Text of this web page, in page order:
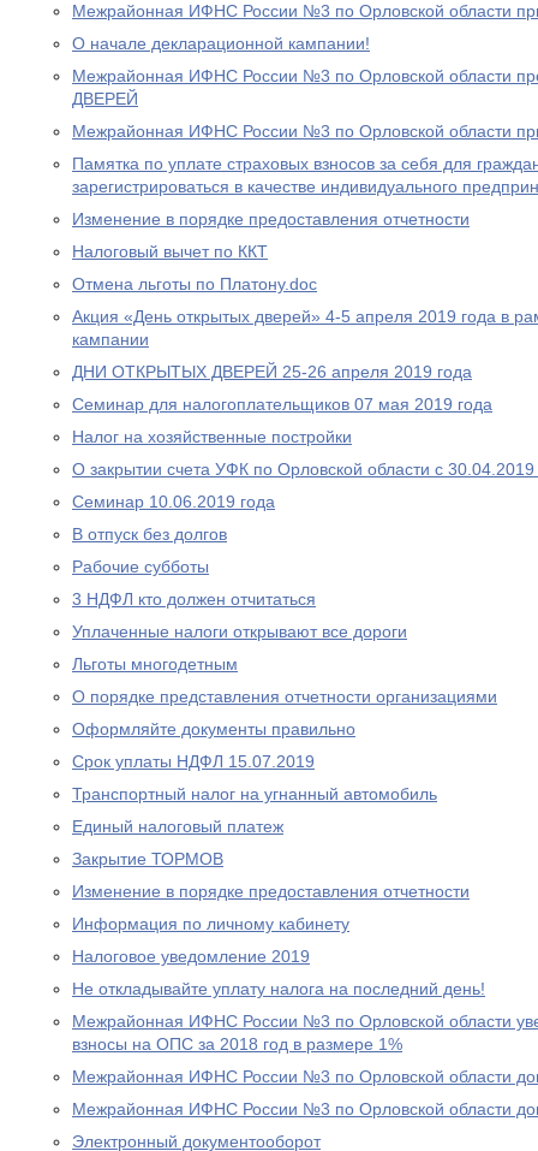
Межрайонная ИФНС России №3 по Орловской области
О начале декларационной кампании!
Межрайонная ИФНС России №3 по Орловской области
ДВЕРЕЙ
Межрайонная ИФНС России №3 по Орловской области
Памятка по уплате страховых взносов за себя для
зарегистрироваться в качестве индивидуального
Изменение в порядке предоставления отчетности
Налоговый вычет по ККТ
Отмена льготы по Платону.doc
Акция «День открытых дверей» 4-5 апреля 2019 года в
кампании
ДНИ ОТКРЫТЫХ ДВЕРЕЙ 25-26 апреля 2019 года
Cеминар для налогоплательщиков 07 мая 2019 года
Налог на хозяйственные постройки
О закрытии счета УФК по Орловской области с 30.04.2019
Семинар 10.06.2019 года
В отпуск без долгов
Рабочие субботы
3 НДФЛ кто должен отчитаться
Уплаченные налоги открывают все дороги
Льготы многодетным
О порядке представления отчетности организациями
Оформляйте документы правильно
Срок уплаты НДФЛ 15.07.2019
Транспортный налог на угнанный автомобиль
Единый налоговый платеж
Закрытие ТОРМОВ
Изменение в порядке предоставления отчетности
Информация по личному кабинету
Налоговое уведомление 2019
Не откладывайте уплату налога на последний день!
Межрайонная ИФНС России №3 по Орловской области
взносы на ОПС за 2018 год в размере 1%
Межрайонная ИФНС России №3 по Орловской области
Межрайонная ИФНС России №3 по Орловской области
Электронный документооборот